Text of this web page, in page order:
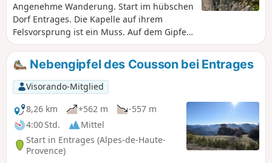
Angenehme Wanderung. Start im hübschen
Dorf Entrages. Die Kapelle auf ihrem
Felsvorsprung ist ein Muss. Auf dem Gipfel
des Cousson erwartet Sie ein
wunderschöner 360°-Panoramablick.
Nebengipfel des Cousson bei Entrages
Visorando-Mitglied
8,26 km
+562 m
-557 m
4:00 Std.
Mittel
Start in Entrages (Alpes-de-Haute-
Provence)